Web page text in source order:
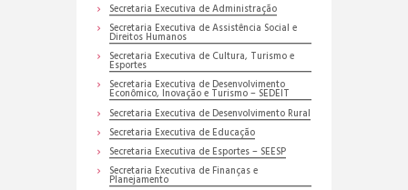
Secretaria Executiva de Administração
Secretaria Executiva de Assistência Social e
Direitos Humanos
Secretaria Executiva de Cultura, Turismo e
Esportes
Secretaria Executiva de Desenvolvimento
Econômico, Inovação e Turismo – SEDEIT
Secretaria Executiva de Desenvolvimento Rural
Secretaria Executiva de Educação
Secretaria Executiva de Esportes – SEESP
Secretaria Executiva de Finanças e
Planejamento